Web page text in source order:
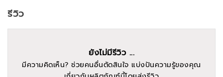
รีวิว
ยังไม่มีรีวิว ...
มีความคิดเห็น? ช่วยคนอื่นตัดสินใจ แบ่งปันความรู้ของคุณ